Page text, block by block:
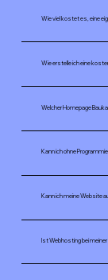
Wie viel kostet es, eine
Wie erstelle ich eine
Welcher Homepage
Kann ich ohne
Kann ich meine Website
Ist Webhosting bei